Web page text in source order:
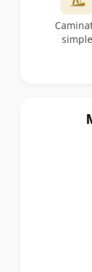
simple